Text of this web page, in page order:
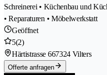
Schreinerei • Küchenbau und
• Reparaturen • Möbelwerkstatt
Geöffnet
5(2)
Härtistrasse 667324 Vilters
Offerte anfragen